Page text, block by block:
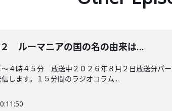
ルーマニアの国の名の由来は…
４時４５分 放送中２０２６年８月２日放送分パ
します。１５分間のラジオコラム...